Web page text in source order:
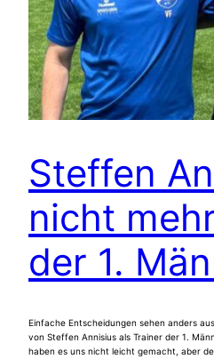
Steffen
nicht
der 1.
Einfache Entscheidungen sehen anders
von Steffen Annisius als Trainer der 1.
haben es uns nicht leicht gemacht, aber